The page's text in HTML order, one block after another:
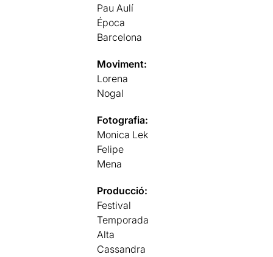
Pau Aulí
Época
Barcelona
Moviment:
Lorena
Nogal
Fotografia:
Monica Lek
Felipe
Mena
Producció:
Festival
Temporada
Alta
Cassandra